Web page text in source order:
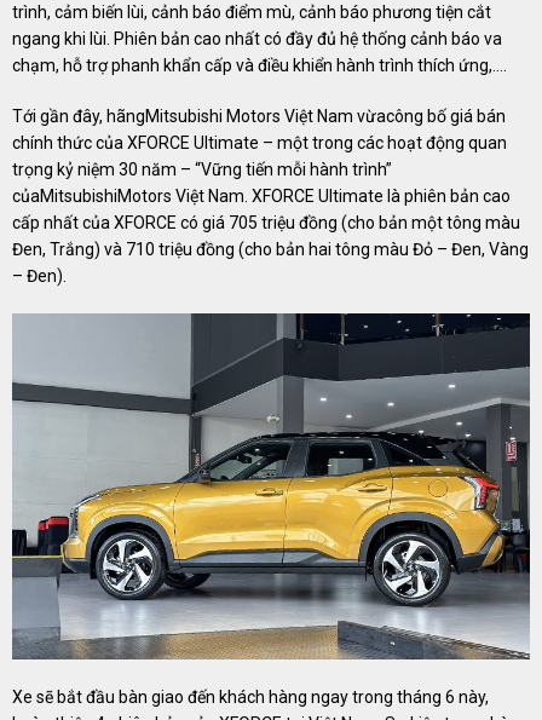
trình, cảm biến lùi, cảnh báo điểm mù, cảnh báo phương tiện cắt
ngang khi lùi. Phiên bản cao nhất có đầy đủ hệ thống cảnh báo va
chạm, hỗ trợ phanh khẩn cấp và điều khiển hành trình thích ứng,….
Tới gần đây, hãngMitsubishi Motors Việt Nam vừacông bố giá bán
chính thức của XFORCE Ultimate – một trong các hoạt động quan
trọng kỷ niệm 30 năm – “Vững tiến mỗi hành trình”
củaMitsubishiMotors Việt Nam. XFORCE Ultimate là phiên bản cao
cấp nhất của XFORCE có giá 705 triệu đồng (cho bản một tông màu
Đen, Trắng) và 710 triệu đồng (cho bản hai tông màu Đỏ – Đen, Vàng
– Đen).
Xe sẽ bắt đầu bàn giao đến khách hàng ngay trong tháng 6 này,